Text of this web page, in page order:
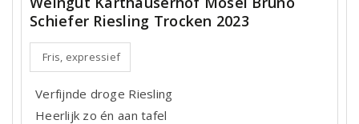
Schiefer Riesling Trocken 2023
Fris, expressief
Verfijnde droge Riesling
Heerlijk zo én aan tafel